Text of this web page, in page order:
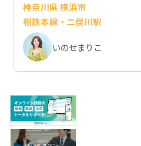
神奈川県 横浜市
相鉄本線・二俣川駅
いのせまりこ